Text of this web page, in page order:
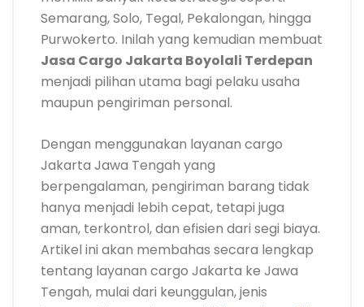
Semarang, Solo, Tegal, Pekalongan, hingga
Purwokerto. Inilah yang kemudian membuat
Jasa Cargo Jakarta Boyolali Terdepan
menjadi pilihan utama bagi pelaku usaha
maupun pengiriman personal.
Dengan menggunakan layanan cargo
Jakarta Jawa Tengah yang
berpengalaman, pengiriman barang tidak
hanya menjadi lebih cepat, tetapi juga
aman, terkontrol, dan efisien dari segi biaya.
Artikel ini akan membahas secara lengkap
tentang layanan cargo Jakarta ke Jawa
Tengah, mulai dari keunggulan, jenis